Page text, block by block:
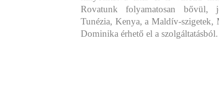
Rovatunk folyamatosan bővül,
Tunézia, Kenya, a Maldív-
Dominika érhető el a szolgáltatásból.